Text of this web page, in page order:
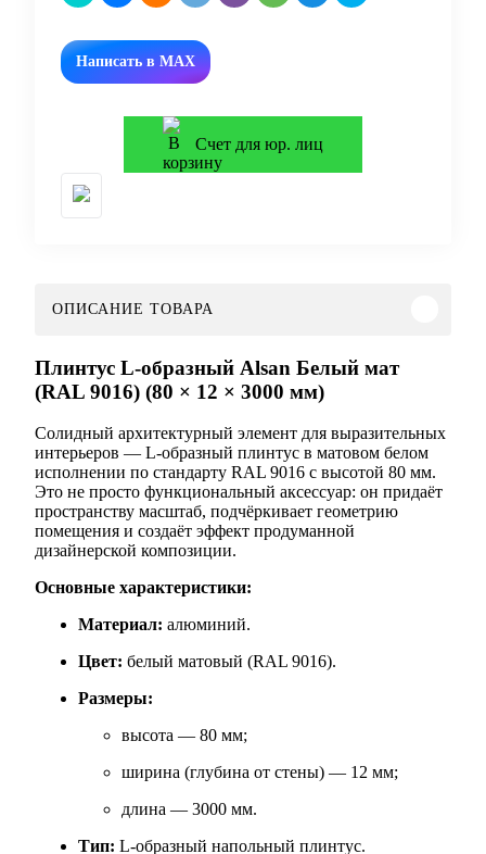
Написать в MAX
Счет для юр. лиц
ОПИСАНИЕ ТОВАРА
Плинтус L‑образный Alsan Белый мат
(RAL 9016) (80 × 12 × 3000 мм)
Солидный архитектурный элемент для выразительных
интерьеров — L‑образный плинтус в матовом белом
исполнении по стандарту RAL 9016 с высотой 80 мм.
Это не просто функциональный аксессуар: он придаёт
пространству масштаб, подчёркивает геометрию
помещения и создаёт эффект продуманной
дизайнерской композиции.
Основные характеристики:
Материал: алюминий.
Цвет: белый матовый (RAL 9016).
Размеры:
высота — 80 мм;
ширина (глубина от стены) — 12 мм;
длина — 3000 мм.
Тип: L‑образный напольный плинтус.